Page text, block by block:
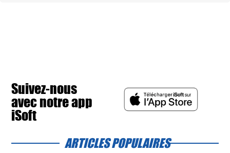
Suivez-nous
avec notre app
iSoft
ARTICLES POPULAIRES